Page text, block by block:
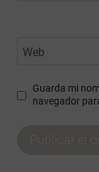
Web
Guarda mi
navegador